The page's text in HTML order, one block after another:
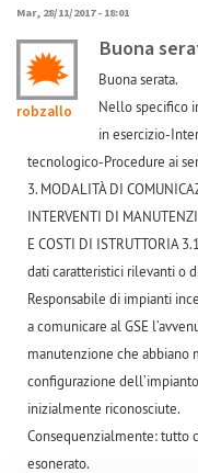
Mar, 28/11/2017 - 18:01
robzallo
Buona
Buona serata.
Nello specifico
in esercizio-
tecnologico-Procedure ai
3. MODALITÀ DI
INTERVENTI DI
E COSTI DI ISTRUTTORIA
dati caratteristici rilevanti o
Responsabile di impianti
a comunicare al GSE
manutenzione che abbiano
configurazione
inizialmente riconosciute.
Consequenzialmente: tutto
esonerato.